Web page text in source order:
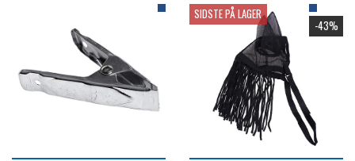
TIMER GPSSIDSTE PÅ LAGER
-43%